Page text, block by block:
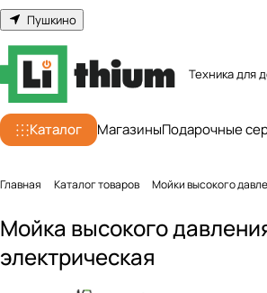
Пушкино
Техника для
Каталог МагазиныПодарочные
Главная Каталог товаров Мойки высокого
Мойка высокого
электрическая